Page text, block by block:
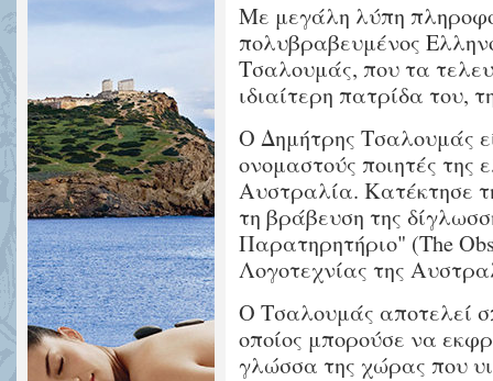
Με μεγάλη λύπη
πολυβραβευμένος
Τσαλουμάς, που τα
ιδιαίτερη πατρίδα του,
Ο Δημήτρης Τσαλουμάς
ονομαστούς ποιητές της
Αυστραλία. Κατέκτησε
τη βράβευση της
Παρατηρητήριο" (The
Λογοτεχνίας της
Ο Τσαλουμάς αποτελεί
οποίος μπορούσε να
γλώσσα της χώρας που